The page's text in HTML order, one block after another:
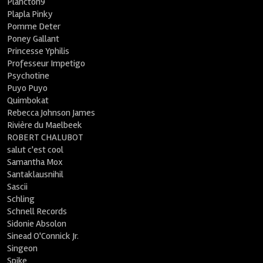
Plapla Pinky
Pomme Deter
Poney Gallant
Princesse Yphilis
Professeur Impetigo
Psychotine
Puyo Puyo
Quimbokat
Rebecca Johnson James
Rivière du Maelbeek
ROBERT CHALUBOT
salut c'est cool
Samantha Mox
Santaklausnihil
Sascii
Schling
Schnell Records
Sidonie Absolon
Sinead O'Connick Jr.
Singeon
Spike